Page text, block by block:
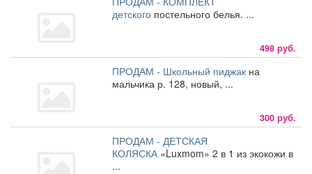
детского постельного белья. ...
498 руб.
ПРОДАМ - Школьный пиджак на
мальчика р. 128, новый, ...
300 руб.
ПРОДАМ - ДЕТСКАЯ
КОЛЯСКА «Luxmom» 2 в 1 из экокожи в
...